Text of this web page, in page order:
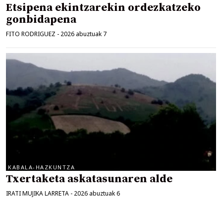
Etsipena ekintzarekin ordezkatzeko
gonbidapena
FITO RODRIGUEZ - 2026 abuztuak 7
KABALA-HAZKUNTZA
Txertaketa askatasunaren alde
IRATI MUJIKA LARRETA - 2026 abuztuak 6